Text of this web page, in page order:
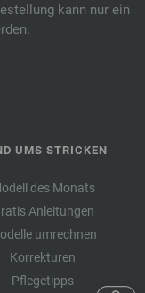
kann nur ein
UMS STRICKEN
des Monats
Anleitungen
umrechnen
Korrekturen
Pflegetipps